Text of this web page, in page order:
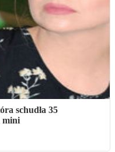
schudła 35
mini